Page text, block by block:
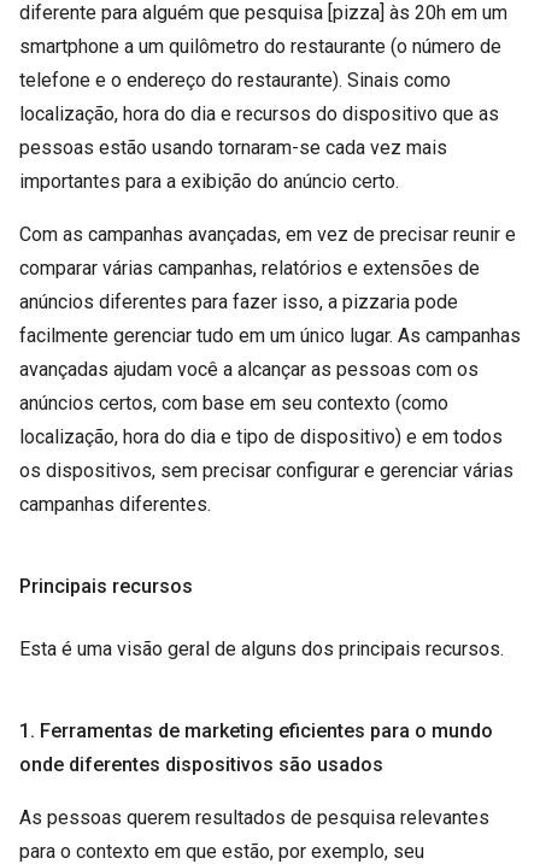
diferente para alguém que pesquisa [pizza] às 20h em um
smartphone a um quilômetro do restaurante (o número de
telefone e o endereço do restaurante). Sinais como
localização, hora do dia e recursos do dispositivo que as
pessoas estão usando tornaram-se cada vez mais
importantes para a exibição do anúncio certo.
Com as campanhas avançadas, em vez de precisar reunir e
comparar várias campanhas, relatórios e extensões de
anúncios diferentes para fazer isso, a pizzaria pode
facilmente gerenciar tudo em um único lugar. As campanhas
avançadas ajudam você a alcançar as pessoas com os
anúncios certos, com base em seu contexto (como
localização, hora do dia e tipo de dispositivo) e em todos
os dispositivos, sem precisar configurar e gerenciar várias
campanhas diferentes.
Principais recursos
Esta é uma visão geral de alguns dos principais recursos.
1. Ferramentas de marketing eficientes para o mundo
onde diferentes dispositivos são usados
As pessoas querem resultados de pesquisa relevantes
para o contexto em que estão, por exemplo, seu